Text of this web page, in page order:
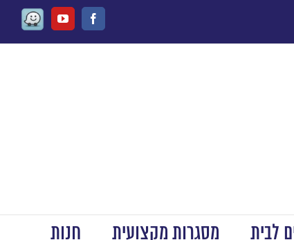
Facebook
Youtube
Waze
לבית מסגרות מקצועית
חנות